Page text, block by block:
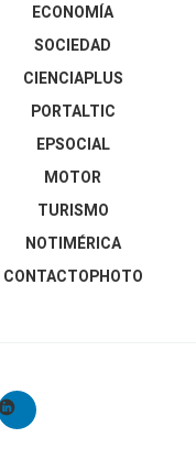
ECONOMÍA
SOCIEDAD
CIENCIAPLUS
PORTALTIC
EPSOCIAL
MOTOR
TURISMO
NOTIMÉRICA
CONTACTOPHOTO